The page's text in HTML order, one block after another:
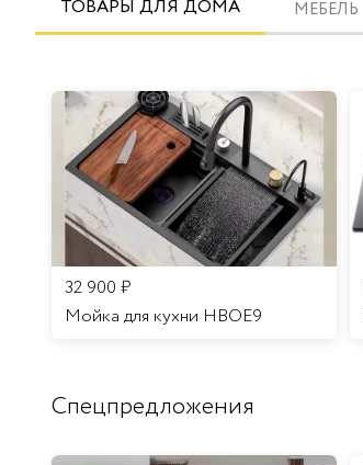
ТОВАРЫ ДЛЯ ДОМА МЕБЕЛЬ
32 900 ₽
Мойка для кухни HBOE9
Спецпредложения